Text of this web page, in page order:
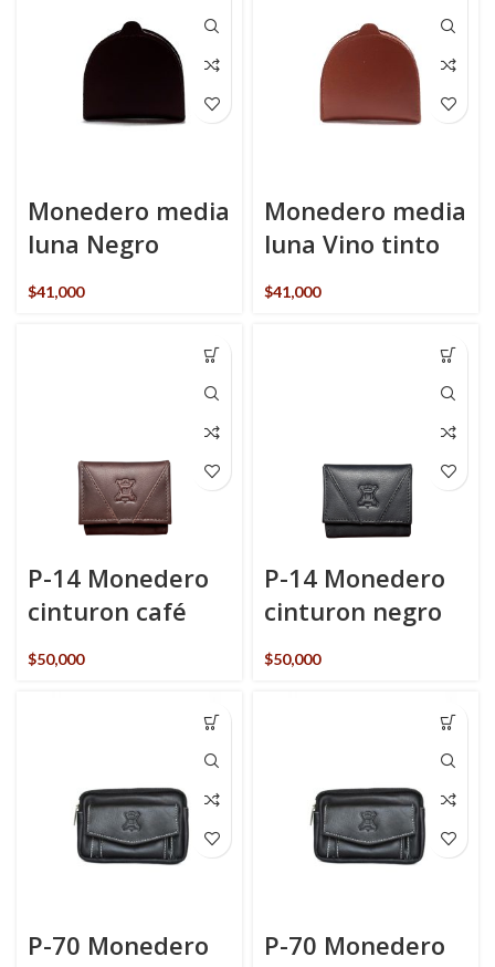
Monedero media
luna Negro
$41,000
Monedero media
luna Vino tinto
$41,000
P-14 Monedero
cinturon café
$50,000
P-14 Monedero
cinturon negro
$50,000
P-70 Monedero
P-70 Monedero